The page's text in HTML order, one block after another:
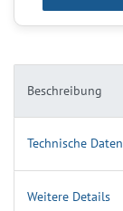
Beschreibung
Technische Daten
Weitere Details